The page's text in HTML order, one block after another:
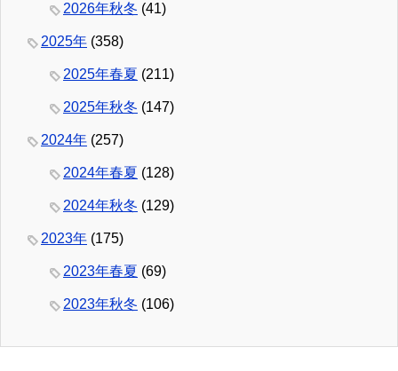
2026年秋冬 (41)
2025年 (358)
2025年春夏 (211)
2025年秋冬 (147)
2024年 (257)
2024年春夏 (128)
2024年秋冬 (129)
2023年 (175)
2023年春夏 (69)
2023年秋冬 (106)